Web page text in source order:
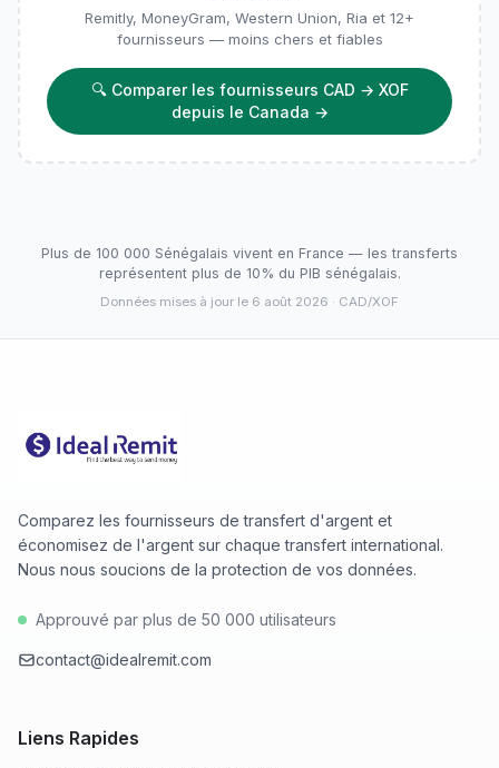
Remitly, MoneyGram, Western Union, Ria et 12+
fournisseurs — moins chers et fiables
🔍 Comparer les fournisseurs CAD → XOF
depuis le Canada →
Plus de 100 000 Sénégalais vivent en France — les transferts
représentent plus de 10% du PIB sénégalais.
Données mises à jour le 6 août 2026 · CAD/XOF
Comparez les fournisseurs de transfert d'argent et
économisez de l'argent sur chaque transfert international.
Nous nous soucions de la protection de vos données.
Approuvé par plus de 50 000 utilisateurs
contact@idealremit.com
Liens Rapides